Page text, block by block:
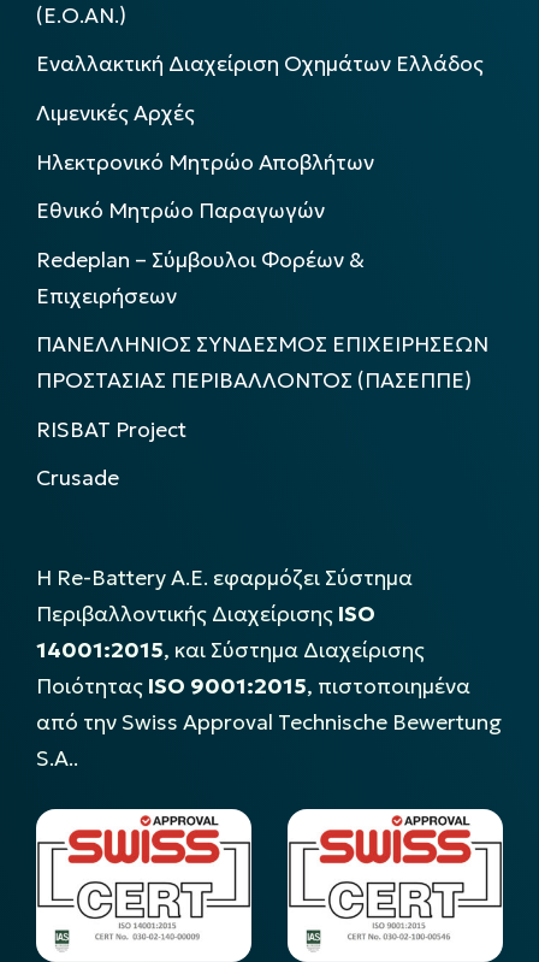
(Ε.Ο.ΑΝ.)
Εναλλακτική Διαχείριση Οχημάτων Ελλάδος
Λιμενικές Αρχές
Ηλεκτρονικό Μητρώο Αποβλήτων
Εθνικό Μητρώο Παραγωγών
Redeplan – Σύμβουλοι Φορέων &
Επιχειρήσεων
ΠΑΝΕΛΛΗΝΙΟΣ ΣΥΝΔΕΣΜΟΣ ΕΠΙΧΕΙΡΗΣΕΩΝ
ΠΡΟΣΤΑΣΙΑΣ ΠΕΡΙΒΑΛΛΟΝΤΟΣ (ΠΑΣΕΠΠΕ)
RISBAT Project
Crusade
Η Re-Battery Α.Ε. εφαρμόζει Σύστημα
Περιβαλλοντικής Διαχείρισης ISO
14001:2015, και Σύστημα Διαχείρισης
Ποιότητας ISO 9001:2015, πιστοποιημένα
από την Swiss Approval Technische Bewertung
S.A..